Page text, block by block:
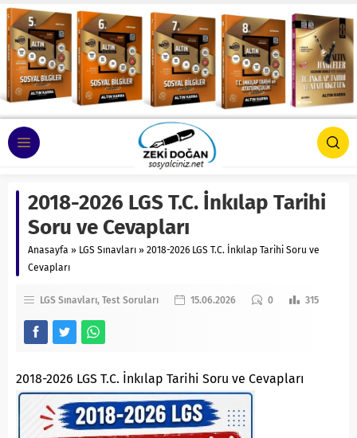
2018-2026 LGS T.C. İnkılap Tarihi
Soru ve Cevapları
Anasayfa » LGS Sınavları » 2018-2026 LGS T.C. İnkılap Tarihi Soru ve
Cevapları
LGS Sınavları Test Soruları 15.06.2026 0 315
2018-2026 LGS T.C. İnkılap Tarihi Soru ve Cevapları